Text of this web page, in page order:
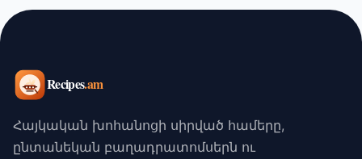
Հայկական խոհանոցի սիրված համերը,
ընտանեկան բաղադրատոմսերն ու